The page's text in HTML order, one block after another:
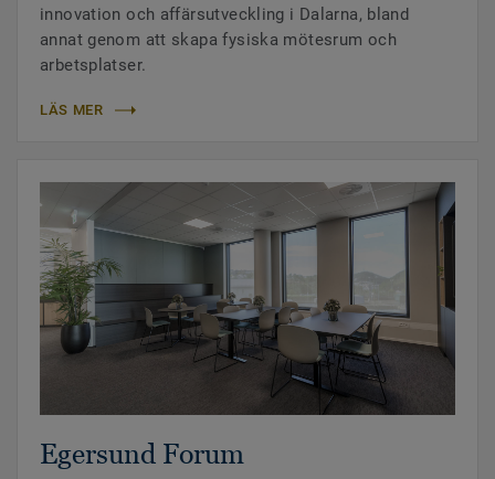
innovation och affärsutveckling i Dalarna, bland
annat genom att skapa fysiska mötesrum och
arbetsplatser.
LÄS MER
Egersund Forum